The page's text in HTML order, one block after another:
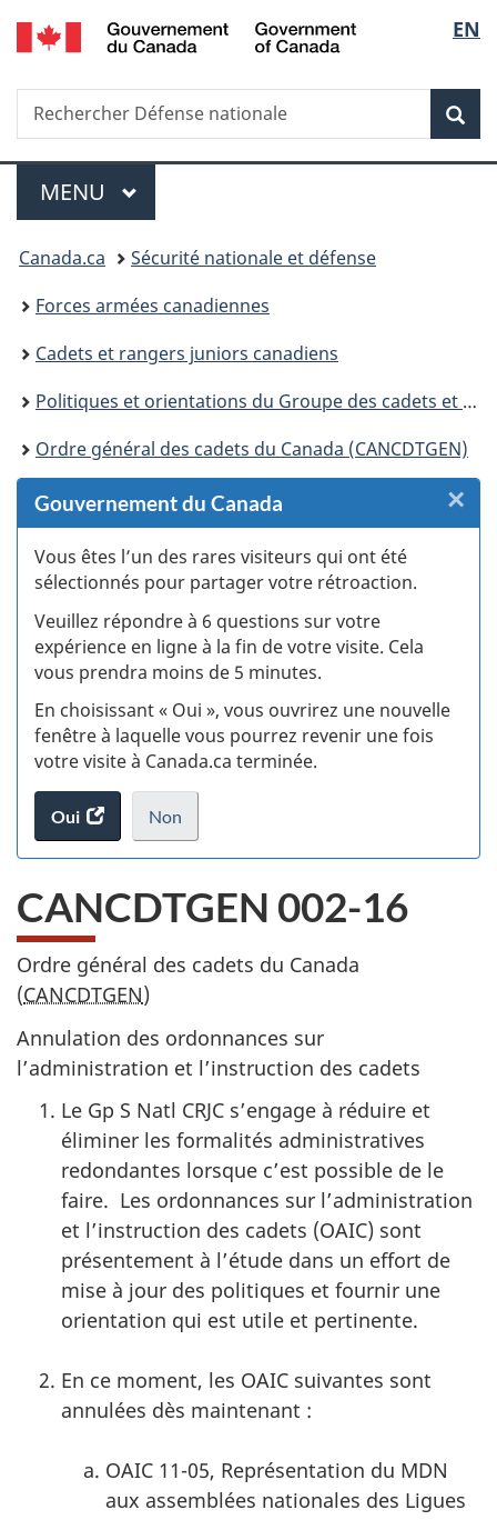
Passer
au
des
Passer
au
principal
Passer
à
Au
du
Passer
à
version
simplifiée
de
la
EN
Recherche
Rechercher
Défense
Menu
MENU PRINCIPAL
Vous
êtes
ici :
Canada.ca
Sécurité nationale et défense
Forces armées canadiennes
Cadets et rangers juniors canadiens
Politiques et orientations du Groupe des cadets et rangers juniors canadiens
Ordre général des cadets du Canada (CANCDTGEN)
Gouvernement du Canada
Vous êtes l’un des rares visiteurs qui ont été
sélectionnés pour partager votre rétroaction.
Veuillez répondre à 6 questions sur votre
expérience en ligne à la fin de votre visite. Cela
vous prendra moins de 5 minutes.
En choisissant « Oui », vous ouvrirez une nouvelle
fenêtre à laquelle vous pourrez revenir une fois
votre visite à Canada.ca terminée.
Oui
accéder
au
Non
je
veux
pas
au
site
web,
.
×
CANCDTGEN 002-16
Ordre général des cadets du Canada
(CANCDTGEN)
Annulation des ordonnances sur
l’administration et l’instruction des cadets
Le Gp S Natl CRJC s’engage à réduire et
éliminer les formalités administratives
redondantes lorsque c’est possible de le
faire. Les ordonnances sur l’administration
et l’instruction des cadets (OAIC) sont
présentement à l’étude dans un effort de
mise à jour des politiques et fournir une
orientation qui est utile et pertinente.
En ce moment, les OAIC suivantes sont
annulées dès maintenant :
OAIC 11-05, Représentation du MDN
aux assemblées nationales des Ligues